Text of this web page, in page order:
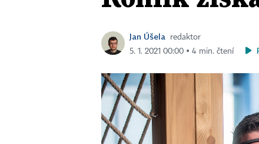
Jan Úšela
redaktor
5. 1. 2021 00:00 ▪ 4 min. čtení